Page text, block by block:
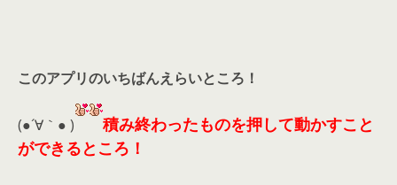
このアプリのいちばんえらいところ！
(●´∀｀● )
積み終わったものを押して動かすこと
ができるところ！